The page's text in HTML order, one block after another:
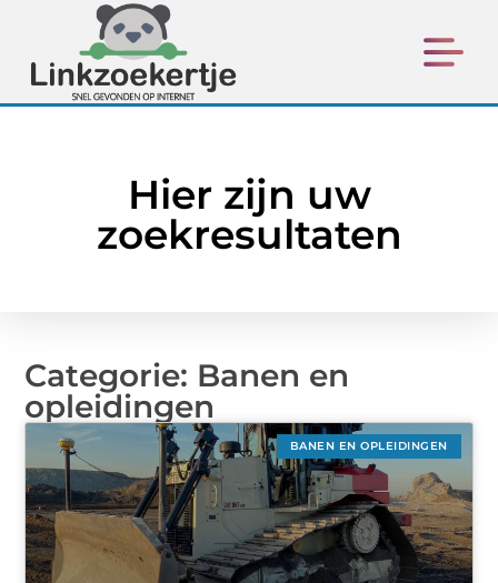
Hier zijn uw
zoekresultaten
Categorie: Banen en
opleidingen
BANEN EN OPLEIDINGEN